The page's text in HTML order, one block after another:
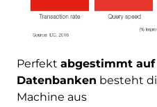
Perfekt abgestimmt auf
Datenbanken besteht
Machine aus